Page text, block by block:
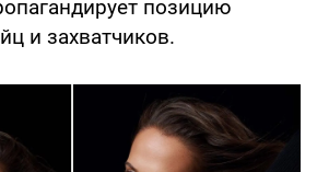
позицию
и захватчиков.